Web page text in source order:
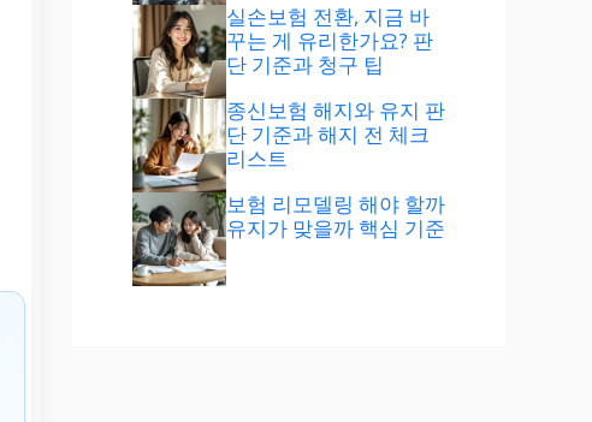
실손보험 전환, 지금 바
꾸는 게 유리한가요? 판
단 기준과 청구 팁
종신보험 해지와 유지 판
단 기준과 해지 전 체크
리스트
보험 리모델링 해야 할까
유지가 맞을까 핵심 기준